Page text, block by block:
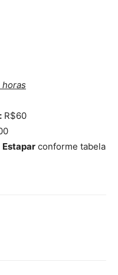
horas
R$60
Estapar conforme tabela